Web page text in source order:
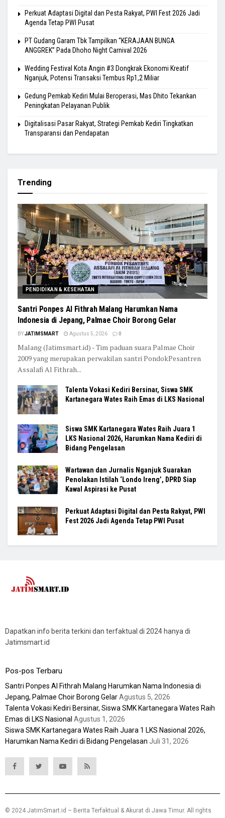
Perkuat Adaptasi Digital dan Pesta Rakyat, PWI Fest 2026 Jadi
Agenda Tetap PWI Pusat
PT Gudang Garam Tbk Tampilkan “KERAJAAN BUNGA
ANGGREK” Pada Dhoho Night Carnival 2026
Wedding Festival Kota Angin #3 Dongkrak Ekonomi Kreatif
Nganjuk, Potensi Transaksi Tembus Rp1,2 Miliar
Gedung Pemkab Kediri Mulai Beroperasi, Mas Dhito Tekankan
Peningkatan Pelayanan Publik
Digitalisasi Pasar Rakyat, Strategi Pemkab Kediri Tingkatkan
Transparansi dan Pendapatan
Trending
PENDIDIKAN & KESEHATAN
Santri Ponpes Al Fithrah Malang Harumkan Nama
Indonesia di Jepang, Palmae Choir Borong Gelar
BYJATIMSMART Agustus 5, 2026 0
Malang (Jatimsmart.id) - Tim paduan suara Palmae Choir
2009 yang merupakan perwakilan santri PondokPesantren
Assalafi Al Fithrah...
Talenta Vokasi Kediri Bersinar, Siswa SMK
Kartanegara Wates Raih Emas di LKS Nasional
Siswa SMK Kartanegara Wates Raih Juara 1
LKS Nasional 2026, Harumkan Nama Kediri di
Bidang Pengelasan
Wartawan dan Jurnalis Nganjuk Suarakan
Penolakan Istilah ‘Londo Ireng’, DPRD Siap
Kawal Aspirasi ke Pusat
Perkuat Adaptasi Digital dan Pesta Rakyat, PWI
Fest 2026 Jadi Agenda Tetap PWI Pusat
Dapatkan info berita terkini dan terfaktual di 2024 hanya di
Jatimsmart.id
Pos-pos Terbaru
Santri Ponpes Al Fithrah Malang Harumkan Nama Indonesia di
Jepang, Palmae Choir Borong GelarAgustus 5, 2026
Talenta Vokasi Kediri Bersinar, Siswa SMK Kartanegara Wates Raih
Emas di LKS Nasional Agustus 1, 2026
Siswa SMK Kartanegara Wates Raih Juara 1 LKS Nasional 2026,
Harumkan Nama Kediri di Bidang Pengelasan Juli 31, 2026
© 2024 JatimSmart.id – Berita Terfaktual & Akurat di Jawa Timur. All rights